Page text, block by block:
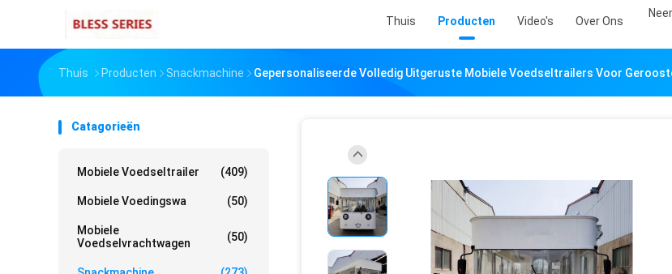
Thuis Producten Video's Over Ons
Thuis Producten Snackmachine Gepersonaliseerde Volledig Uitgeruste Mobiele Voedseltrailers Voor
Catagorieën
Mobiele Voedseltrailer (409)
Mobiele Voedingswa (50)
Mobiele
Voedselvrachtwagen
(50)